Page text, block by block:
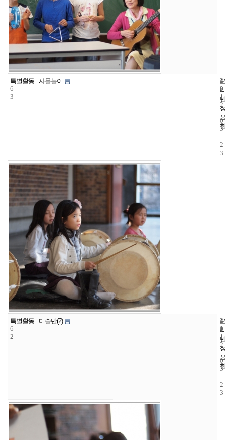
1
6
3
특별활동 : 사물놀이
4
0
2
0
1
2
-
0
3
-
2
3
1
6
2
특별활동 : 미술반(2)
4
1
2
0
1
2
-
0
3
-
2
3